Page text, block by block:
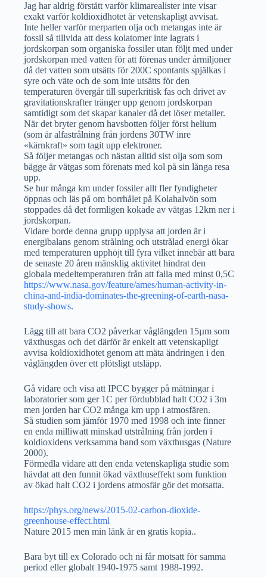
Jag har aldrig förstått varför klimarealister inte visar
exakt varför koldioxidhotet är vetenskapligt avvisat.
Inte heller varför merparten olja och metangas inte är
fossil så tillvida att dess kolatomer inte lagrats i
jordskorpan som organiska fossiler utan följt med under
jordskorpan med vatten för att förenas under årmiljoner
då det vatten som utsätts för 200C spontants spjälkas i
syre och väte och de som inte utsätts för den
temperaturen övergår till superkritisk fas och drivet av
gravitationskrafter tränger upp genom jordskorpan
samtidigt som det skapar kanaler då det löser metaller.
När det bryter genom havsbotten följer först helium
(som är alfastrålning från jordens 30TW inre
«kärnkraft» som tagit upp elektroner.
Så följer metangas och nästan alltid sist olja som som
bägge är vätgas som förenats med kol på sin långa resa
upp.
Se hur många km under fossiler allt fler fyndigheter
öppnas och läs på om borrhålet på Kolahalvön som
stoppades då det formligen kokade av vätgas 12km ner i
jordskorpan.
Vidare borde denna grupp upplysa att jorden är i
energibalans genom strålning och utstrålad energi ökar
med temperaturen upphöjt till fyra vilket innebär att bara
de senaste 20 åren mänsklig aktivitet hindrat den
globala medeltemperaturen från att falla med minst 0,5C
https://www.nasa.gov/feature/ames/human-activity-in-
china-and-india-dominates-the-greening-of-earth-nasa-
study-shows.
Lägg till att bara CO2 påverkar våglängden 15µm som
växthusgas och det därför är enkelt att vetenskapligt
avvisa koldioxidhotet genom att mäta ändringen i den
våglängden över ett plötsligt utsläpp.
Gå vidare och visa att IPCC bygger på mätningar i
laboratorier som ger 1C per fördubblad halt CO2 i 3m
men jorden har CO2 många km upp i atmosfären.
Så studien som jämför 1970 med 1998 och inte finner
en enda milliwatt minskad utstrålning från jorden i
koldioxidens verksamma band som växthusgas (Nature
2000).
Förmedla vidare att den enda vetenskapliga studie som
hävdat att den funnit ökad växthuseffekt som funktion
av ökad halt CO2 i jordens atmosfär gör det motsatta.
https://phys.org/news/2015-02-carbon-dioxide-
greenhouse-effect.html
Nature 2015 men min länk är en gratis kopia..
Bara byt till ex Colorado och ni får motsatt för samma
period eller globalt 1940-1975 samt 1988-1992.